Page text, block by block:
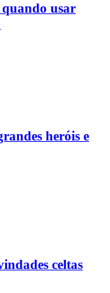
usar
heróis e
celtas